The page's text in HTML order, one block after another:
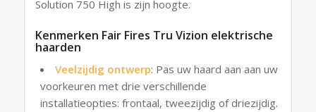
Solution 750 High is zijn hoogte.
Kenmerken Fair Fires Tru Vizion elektrische
haarden
Veelzijdig ontwerp: Pas uw haard aan aan uw
voorkeuren met drie verschillende
installatieopties: frontaal, tweezijdig of driezijdig.